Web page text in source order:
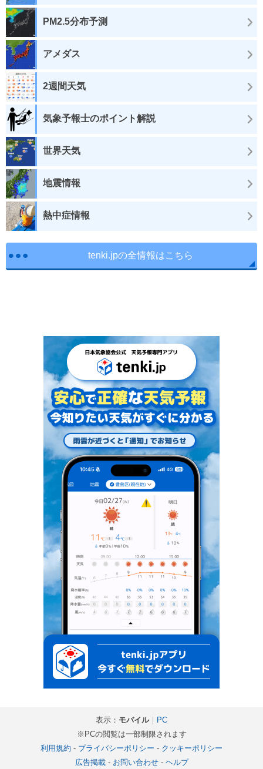
PM2.5分布予測
アメダス
2週間天気
気象予報士のポイント解説
世界天気
地震情報
熱中症情報
tenki.jpの全情報はこちら
表示： モバイル｜ PC
※PCの閲覧は一部制限されます
利用規約 - プライバシーポリシー - クッキーポリシー
広告掲載- お問い合わせ- ヘルプ